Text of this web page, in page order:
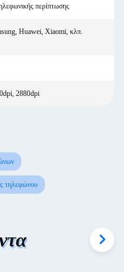
περίπτωσης
Huawei, Xiaomi, κλπ.
2880dpi
τηλεφώνου